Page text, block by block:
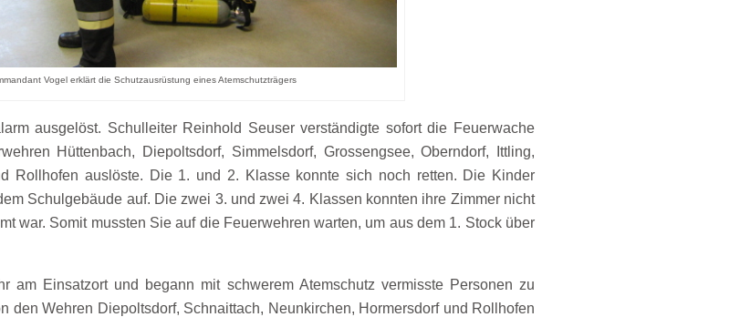
Vogel erklärt die Schutzausrüstung eines Atemschutzträgers
ausgelöst. Schulleiter Reinhold Seuser verständigte sofort die Feuerwache
Hüttenbach, Diepoltsdorf, Simmelsdorf, Grossengsee, Oberndorf, Ittling,
Rollhofen auslöste. Die 1. und 2. Klasse konnte sich noch retten. Die Kinder
Schulgebäude auf. Die zwei 3. und zwei 4. Klassen konnten ihre Zimmer nicht
war. Somit mussten Sie auf die Feuerwehren warten, um aus dem 1. Stock über
am Einsatzort und begann mit schwerem Atemschutz vermisste Personen zu
den Wehren Diepoltsdorf, Schnaittach, Neunkirchen, Hormersdorf und Rollhofen